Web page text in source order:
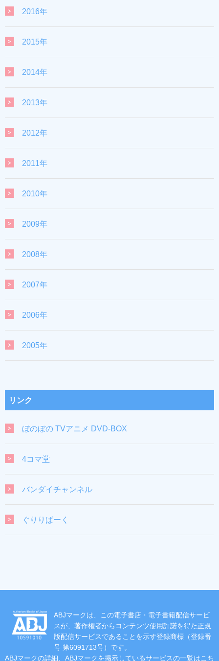
2016年
2015年
2014年
2013年
2012年
2011年
2010年
2009年
2008年
2007年
2006年
2005年
リンク
ぼのぼの TVアニメ DVD-BOX
4コマ堂
バンダイチャンネル
ぐりりぱーく
ABJマークは、この電子書店・電子書籍配信サービ
スが、著作権者からコンテンツ使用許諾を得た正規
版配信サービスであることを示す登録商標（登録番
号 第6091713号）です。
ABJマークの詳細、ABJマークを掲示しているサービスの一覧はこち